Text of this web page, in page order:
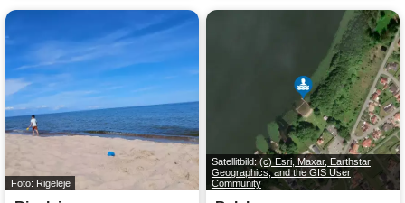
Foto: Rigeleje
Satellitbild:(c) Esri, Maxar, Earthstar
Geographics, and the GIS User
Community